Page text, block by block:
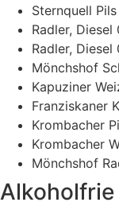
Sternquell
Radler, Diesel
Radler, Diesel
Mönchshof
Kapuziner
Franziskaner
Krombacher
Krombacher
Mönchshof